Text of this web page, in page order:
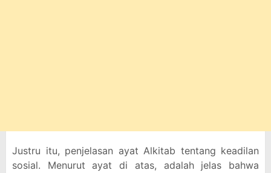
Justru itu, penjelasan ayat Alkitab tentang keadilan
sosial. Menurut ayat di atas, adalah jelas bahwa